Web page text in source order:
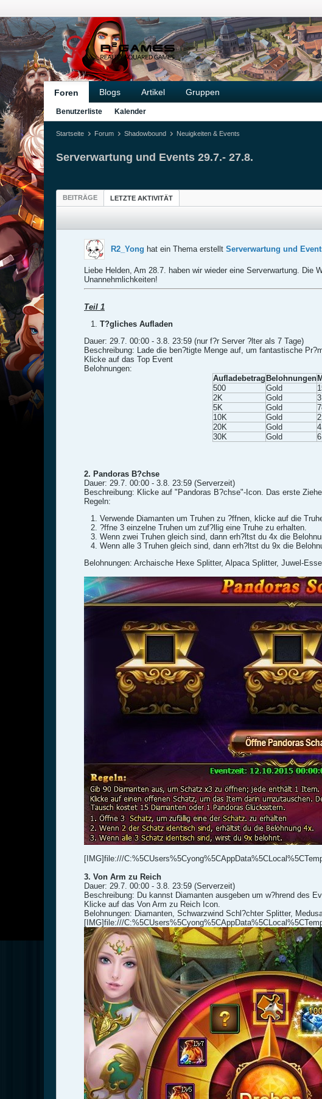
Foren Blogs Artikel Gruppen
Benutzerliste Kalender
Startseite Forum Shadowbound Neuigkeiten & Events
Serverwartung und Events 29.7.- 27.8.
BEITRÄGE LETZTE AKTIVITÄT
R2_Yong hat ein Thema erstellt Serverwartung und
Liebe Helden, Am 28.7. haben wir wieder eine Serverwartung.
Unannehmlichkeiten!
Teil 1
T?gliches Aufladen
Dauer: 29.7. 00:00 - 3.8. 23:59 (nur f?r Server ?lter als 7 Tage)
Beschreibung: Lade die ben?tigte Menge auf, um fantastische
Klicke auf das Top Event
Belohnungen:
Aufladebetrag Belohnungen
500
Gold
2K
Gold
5K
Gold
10K
Gold
20K
Gold
30K
Gold
2. Pandoras B?chse
Dauer: 29.7. 00:00 - 3.8. 23:59 (Serverzeit)
Beschreibung: Klicke auf "Pandoras B?chse"-Icon. Das erste
Regeln:
Verwende Diamanten um Truhen zu ?ffnen, klicke auf die
?ffne 3 einzelne Truhen um zuf?llig eine Truhe zu erhalten.
Wenn zwei Truhen gleich sind, dann erh?ltst du 4x die
Wenn alle 3 Truhen gleich sind, dann erh?ltst du 9x die
Belohnungen: Archaische Hexe Splitter, Alpaca Splitter, Juwel-
[IMG]file:///
3. Von Arm zu Reich
Dauer: 29.7. 00:00 - 3.8. 23:59 (Serverzeit)
Beschreibung: Du kannst Diamanten ausgeben um w?hrend des
Klicke auf das Von Arm zu Reich Icon.
Belohnungen: Diamanten, Schwarzwind Schl?chter Splitter,
[IMG]file:///